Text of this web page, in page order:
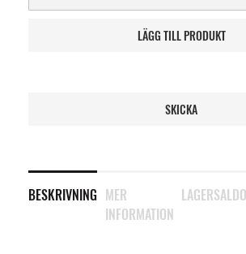
LÄGG TILL PRODUKT
SKICKA
BESKRIVNING MER
INFORMATION
LAGERSALDO